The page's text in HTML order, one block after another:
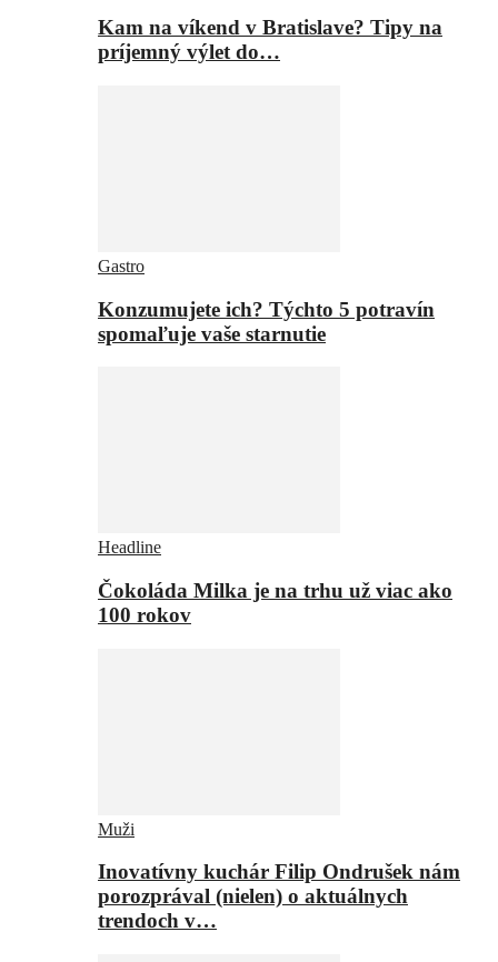
Kam na víkend v Bratislave? Tipy na
príjemný výlet do…
Gastro
Konzumujete ich? Týchto 5 potravín
spomaľuje vaše starnutie
Headline
Čokoláda Milka je na trhu už viac ako
100 rokov
Muži
Inovatívny kuchár Filip Ondrušek nám
porozprával (nielen) o aktuálnych
trendoch v…